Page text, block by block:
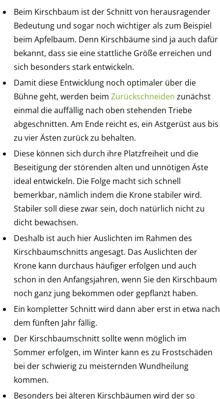
Beim Kirschbaum ist der Schnitt von herausragender
Bedeutung und sogar noch wichtiger als zum Beispiel
beim Apfelbaum. Denn Kirschbäume sind ja auch dafür
bekannt, dass sie eine stattliche Größe erreichen und
sich besonders stark entwickeln.
Damit diese Entwicklung noch optimaler über die
Bühne geht, werden beim Zurückschneiden zunächst
einmal die auffällig nach oben stehenden Triebe
abgeschnitten. Am Ende reicht es, ein Astgerüst aus bis
zu vier Ästen zurück zu behalten.
Diese können sich durch ihre Platzfreiheit und die
Beseitigung der störenden alten und unnötigen Äste
ideal entwickeln. Die Folge macht sich schnell
bemerkbar, nämlich indem die Krone stabiler wird.
Stabiler soll diese zwar sein, doch natürlich nicht zu
dicht bewachsen.
Deshalb ist auch hier Auslichten im Rahmen des
Kirschbaumschnitts angesagt. Das Auslichten der
Krone kann durchaus häufiger erfolgen und auch
schon in den Anfangsjahren, wenn Sie den Kirschbaum
noch ganz jung bekommen oder gepflanzt haben.
Ein kompletter Schnitt wird dann aber erst in etwa nach
dem fünften Jahr fällig.
Der Kirschbaumschnitt sollte wenn möglich im
Sommer erfolgen, im Winter kann es zu Frostschäden
bei der schwierig zu meisternden Wundheilung
kommen.
Besonders bei älteren Kirschbäumen wird der so